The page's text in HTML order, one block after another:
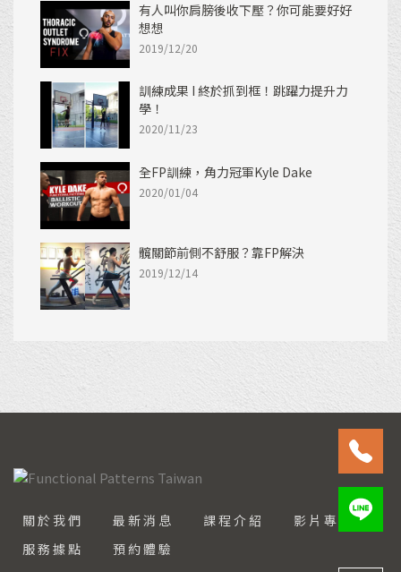
有人叫你肩膀後收下壓？你可能要好好
想想
2019/12/20
訓練成果 I 終於抓到框！跳躍力提升力
學！
2020/11/23
全FP訓練，角力冠軍Kyle Dake
2020/01/04
髖關節前側不舒服？靠FP解決
2019/12/14
關於我們 最新消息 課程介紹
影片專區
服務據點
預約體驗